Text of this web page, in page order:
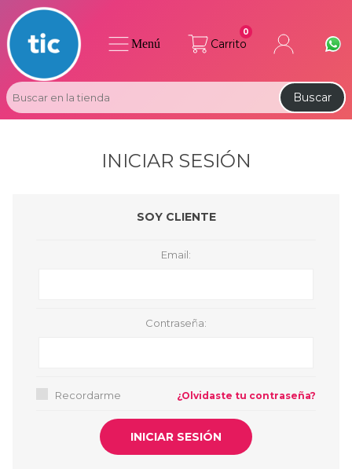
Carrito
0
Buscar
Menú
INICIAR SESIÓN
SOY CLIENTE
Email:
Contraseña:
Recordarme ¿Olvidaste tu contraseña?